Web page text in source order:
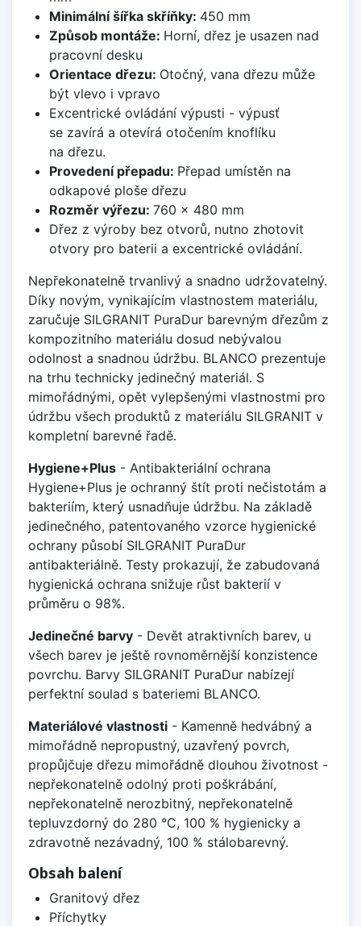
Minimální šířka skříňky: 450 mm
Způsob montáže: Horní, dřez je usazen nad
pracovní desku
Orientace dřezu: Otočný, vana dřezu může
být vlevo i vpravo
Excentrické ovládání výpusti - výpusť
se zavírá a otevírá otočením knoflíku
na dřezu.
Provedení přepadu: Přepad umístěn na
odkapové ploše dřezu
Rozměr výřezu: 760 x 480 mm
Dřez z výroby bez otvorů, nutno zhotovit
otvory pro baterii a excentrické ovládání.
Nepřekonatelně trvanlivý a snadno udržovatelný.
Díky novým, vynikajícím vlastnostem materiálu,
zaručuje SILGRANIT PuraDur barevným dřezům z
kompozitního materiálu dosud nebývalou
odolnost a snadnou údržbu. BLANCO prezentuje
na trhu technicky jedinečný materiál. S
mimořádnými, opět vylepšenými vlastnostmi pro
údržbu všech produktů z materiálu SILGRANIT v
kompletní barevné řadě.
Hygiene+Plus - Antibakteriální ochrana
Hygiene+Plus je ochranný štít proti nečistotám a
bakteriím, který usnadňuje údržbu. Na základě
jedinečného, patentovaného vzorce hygienické
ochrany působí SILGRANIT PuraDur
antibakteriálně. Testy prokazují, že zabudovaná
hygienická ochrana snižuje růst bakterií v
průměru o 98%.
Jedinečné barvy - Devět atraktivních barev, u
všech barev je ještě rovnoměrnější konzistence
povrchu. Barvy SILGRANIT PuraDur nabízejí
perfektní soulad s bateriemi BLANCO.
Materiálové vlastnosti - Kamenně hedvábný a
mimořádně nepropustný, uzavřený povrch,
propůjčuje dřezu mimořádně dlouhou životnost -
nepřekonatelně odolný proti poškrábání,
nepřekonatelně nerozbitný, nepřekonatelně
tepluvzdorný do 280 °C, 100 % hygienicky a
zdravotně nezávadný, 100 % stálobarevný.
Obsah balení
Granitový dřez
Příchytky